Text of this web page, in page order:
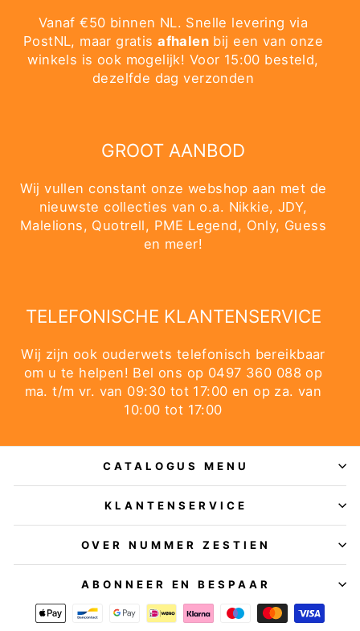
Vanaf €50 binnen NL. Snelle levering via
PostNL, maar gratisafhalen bij een van onze
winkels is ook mogelijk! Voor 15:00 besteld,
dezelfde dag verzonden
GROOT AANBOD
Wij vullen constant onze webshop aan met de
nieuwste collecties van o.a. Nikkie, JDY,
Malelions, Quotrell, PME Legend, Only, Guess
en meer!
TELEFONISCHE KLANTENSERVICE
Wij zijn ook ouderwets telefonisch bereikbaar
om u te helpen! Bel ons op 0497 360 088 op
ma. t/m vr. van 09:30 tot 17:00 en op za. van
10:00 tot 17:00
CATALOGUS MENU
KLANTENSERVICE
OVER NUMMER ZESTIEN
ABONNEER EN BESPAAR